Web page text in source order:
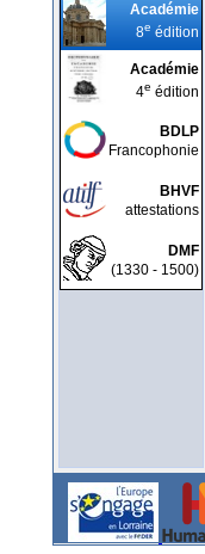
Académie
8e édition
Académie
4e édition
BDLP
Francophonie
BHVF
attestations
DMF
(1330 - 1500)